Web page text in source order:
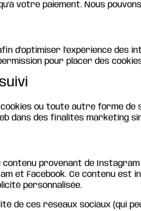
votre paiement. Nous
d’optimiser l’expérience
pour placer des
ou toute autre forme
dans des finalités marketing
provenant de
et Facebook. Ce contenu
personnalisée.
de ces réseaux sociaux (qui